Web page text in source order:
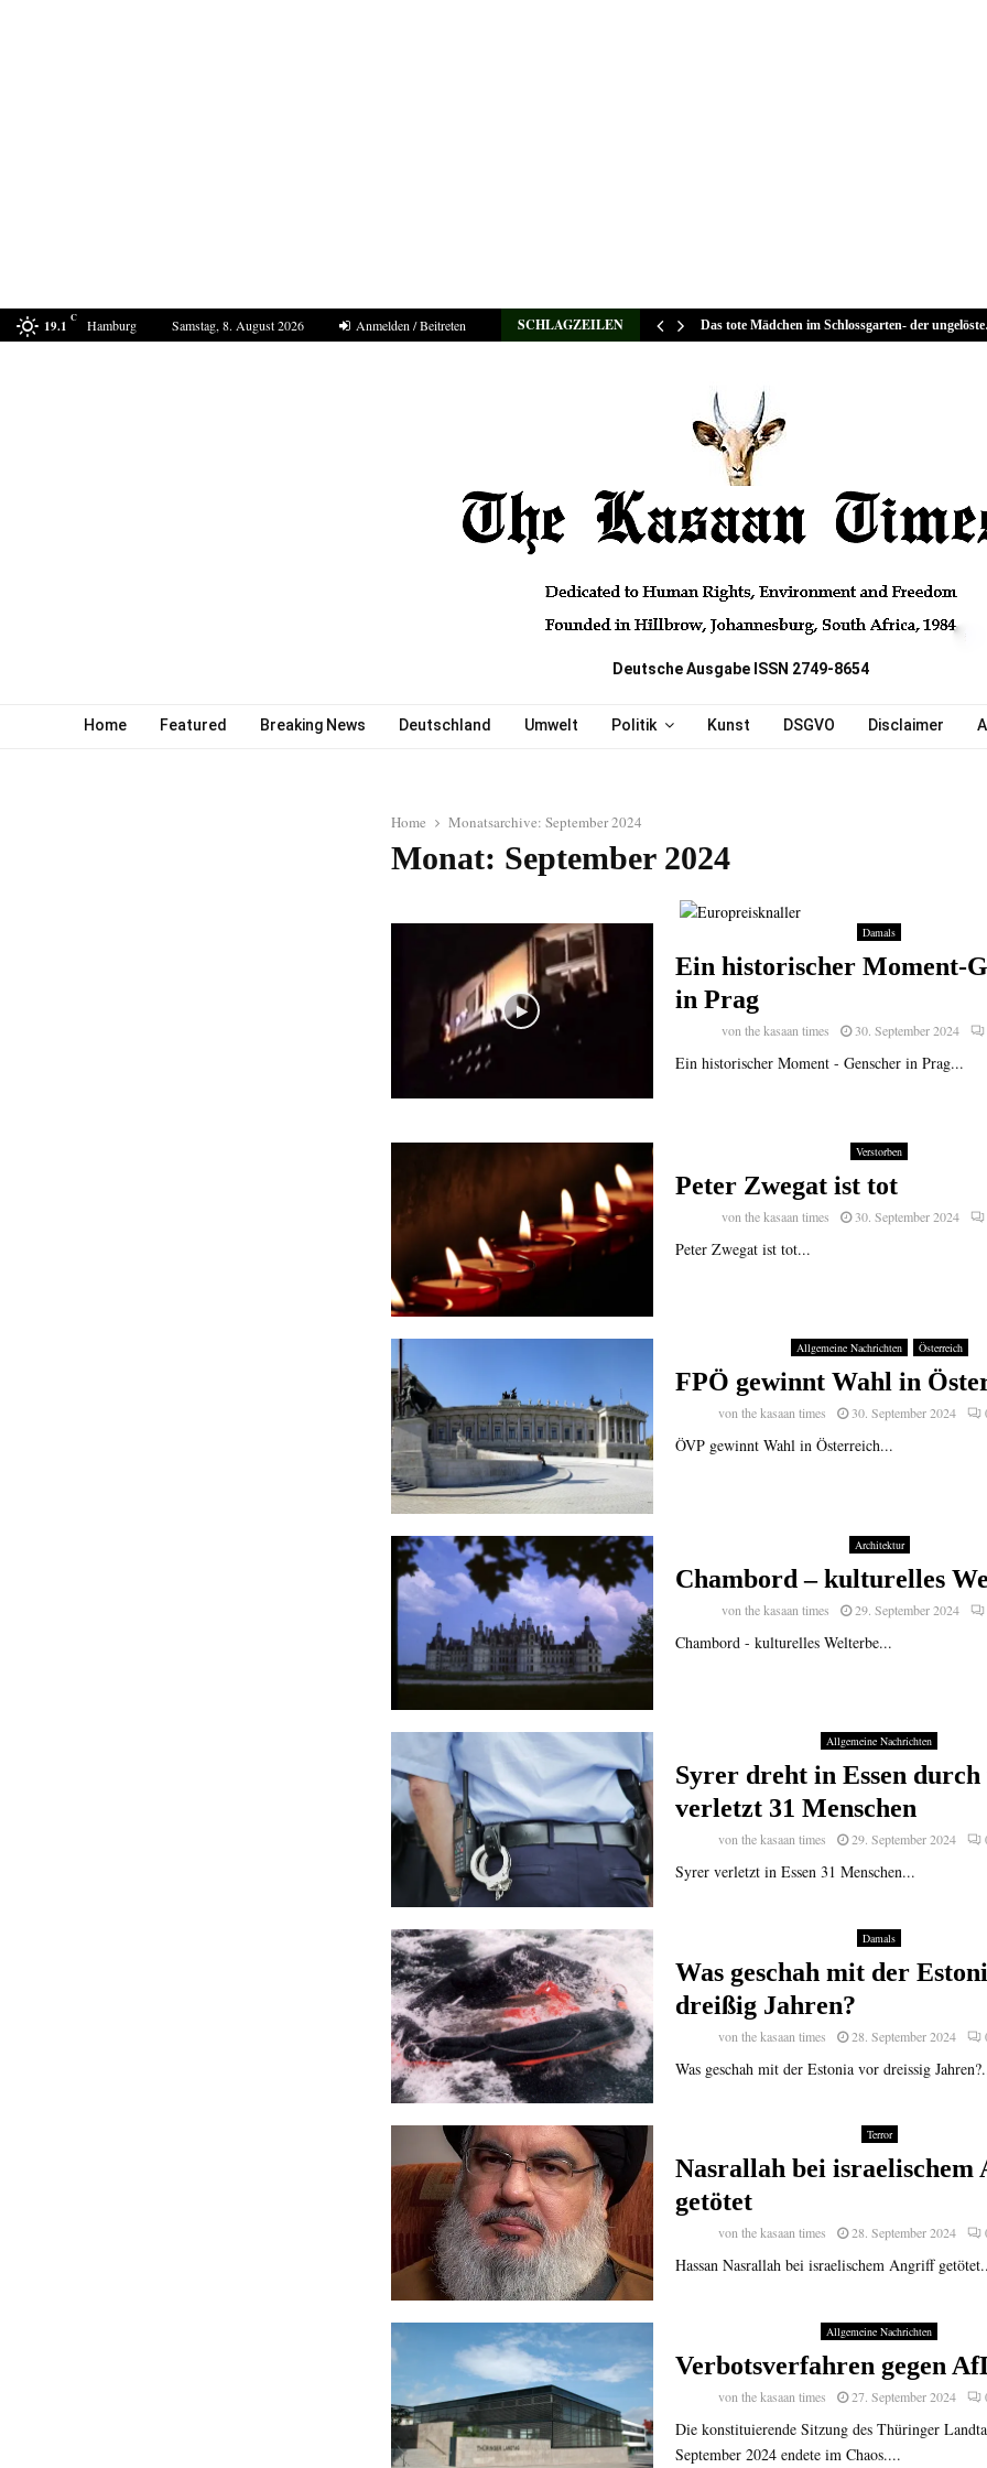
19.1 C Hamburg Samstag, 8. August 2026 Anmelden / Beitreten SCHLAGZEILEN
Joseph Vacher – ein Monstrum in Menschengestalt Das tote Mädchen im Schlossgarten- der
Deutsche Ausgabe ISSN 2749-8654
Home Featured Breaking News Deutschland Umwelt Politik Kunst DSGVO Disclaimer
Home Monatsarchive: September 2024
Monat: September 2024
Damals
Ein historischer Moment-
in Prag
vonthe kasaan times 30. September 2024
Ein historischer Moment - Genscher in Prag...
Verstorben
Peter Zwegat ist tot
vonthe kasaan times 30. September 2024
Peter Zwegat ist tot...
Allgemeine Nachrichten Österreich
FPÖ gewinnt Wahl in
vonthe kasaan times 30. September 2024
ÖVP gewinnt Wahl in Österreich...
Architektur
Chambord – kulturelles
vonthe kasaan times 29. September 2024
Chambord - kulturelles Welterbe...
Allgemeine Nachrichten
Syrer dreht in Essen durch
verletzt 31 Menschen
vonthe kasaan times 29. September 2024
Syrer verletzt in Essen 31 Menschen...
Damals
Was geschah mit der
dreißig Jahren?
vonthe kasaan times 28. September 2024
Was geschah mit der Estonia vor dreissig
Terror
Nasrallah bei israelischem
getötet
vonthe kasaan times 28. September 2024
Hassan Nasrallah bei israelischem Angriff
Allgemeine Nachrichten
Verbotsverfahren gegen
vonthe kasaan times 27. September 2024
Die konstituierende Sitzung des Thüringer
September 2024 endete im Chaos....